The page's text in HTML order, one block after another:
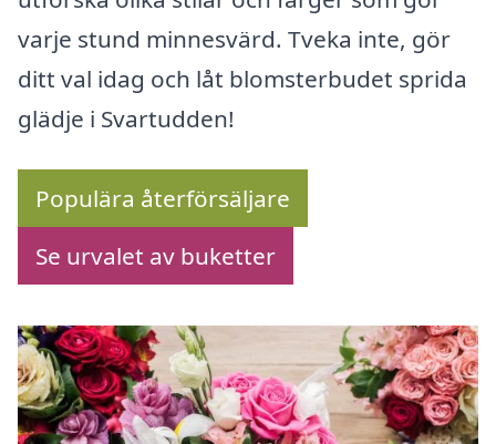
varje stund minnesvärd. Tveka inte, gör
ditt val idag och låt blomsterbudet sprida
glädje i Svartudden!
Populära återförsäljare
Se urvalet av buketter